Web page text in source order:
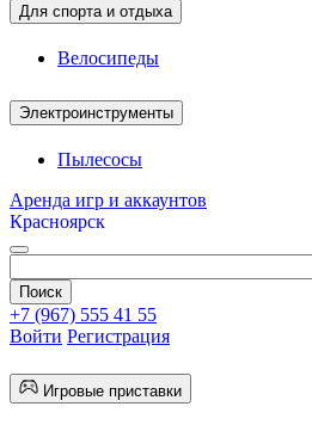
Для спорта и отдыха
Велосипеды
Электроинструменты
Пылесосы
Аренда игр и аккаунтов
Красноярск
+7 (967) 555 41 55
Войти Регистрация
Игровые приставки